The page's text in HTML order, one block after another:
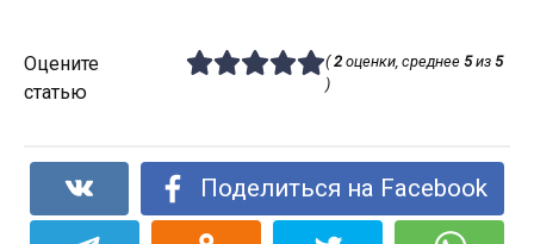
Оцените
статью
(2оценки, среднее 5из 5
)
Поделиться на Facebook